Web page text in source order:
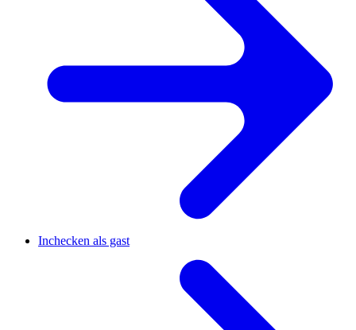
Inchecken als gast